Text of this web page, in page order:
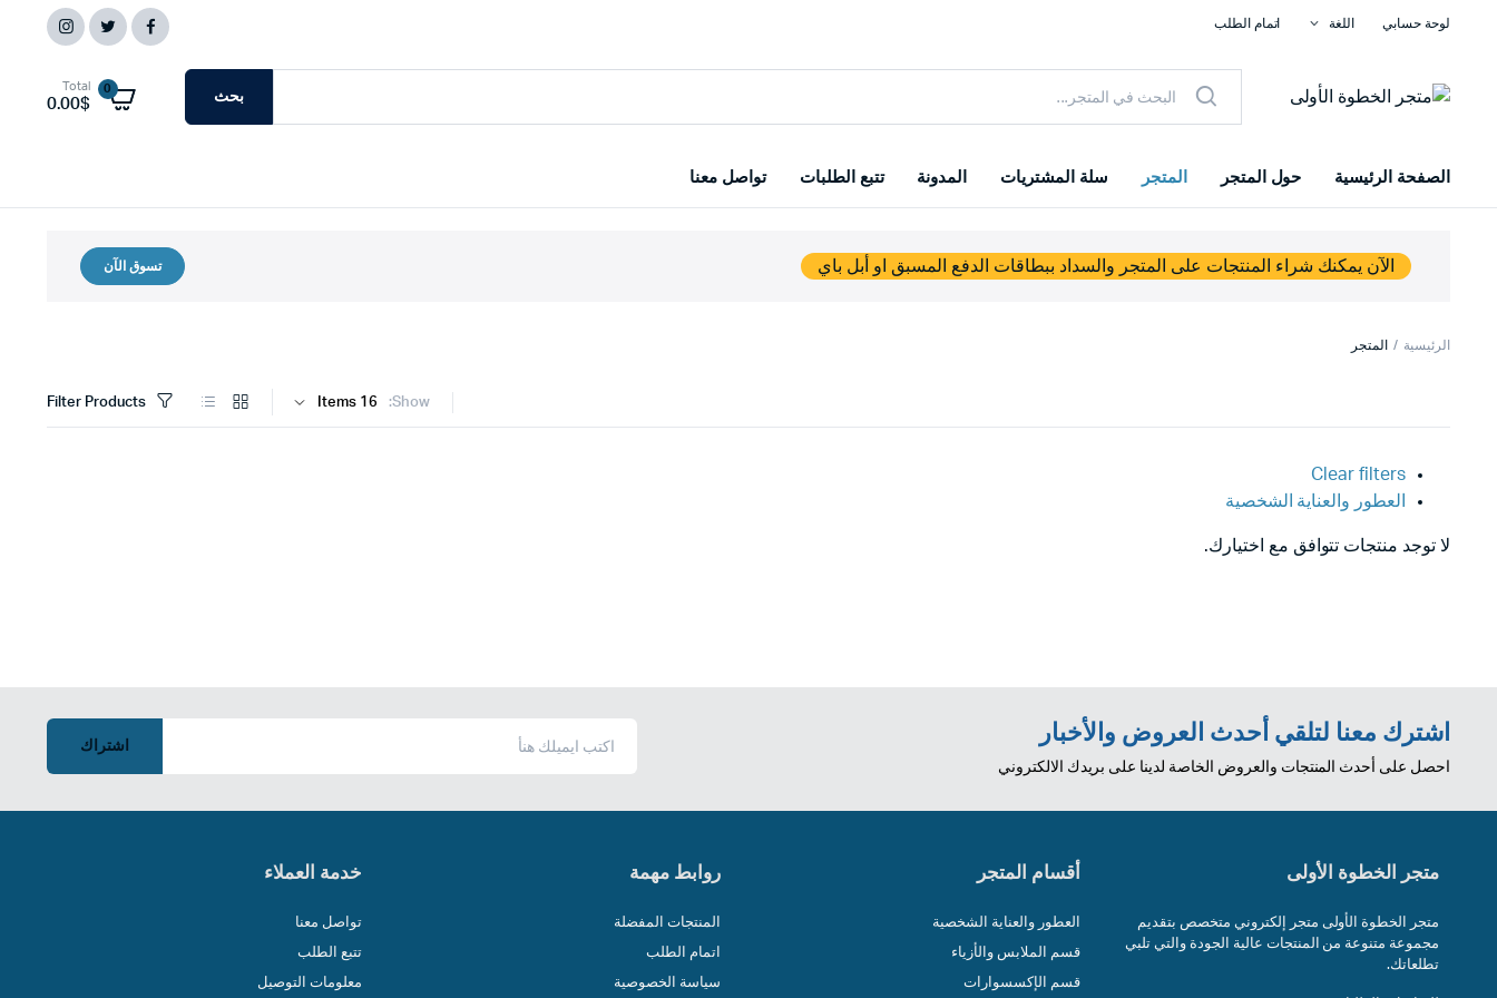
لوحة حسابي اللغة اتمام الطلب
بحث 0
Total
0.00$
الصفحة الرئيسية حول المتجر المتجر سلة المشتريات المدونة تتبع الطلبات تواصل معنا
الآن يمكنك شراء المنتجات على المتجر والسداد ببطاقات الدفع المسبق او أبل باي تسوق الآن
الرئيسية المتجر
Show:
Filter Products
Clear filters
العطور والعناية الشخصية
لا توجد منتجات تتوافق مع اختيارك.
اشترك معنا لتلقي أحدث العروض والأخبار
احصل على أحدث المنتجات والعروض الخاصة لدينا على بريدك الالكتروني
اشتراك
متجر الخطوة الأولى
متجر الخطوة الأولى متجر إلكتروني متخصص بتقديم
مجموعة متنوعة من المنتجات عالية الجودة والتي تلبي
تطلعاتك.
أقسام المتجر
العطور والعناية الشخصية
قسم الملابس والأزياء
قسم الإكسسوارات
روابط مهمة
المنتجات المفضلة
اتمام الطلب
سياسة الخصوصية
خدمة العملاء
تواصل معنا
تتبع الطلب
معلومات التوصيل